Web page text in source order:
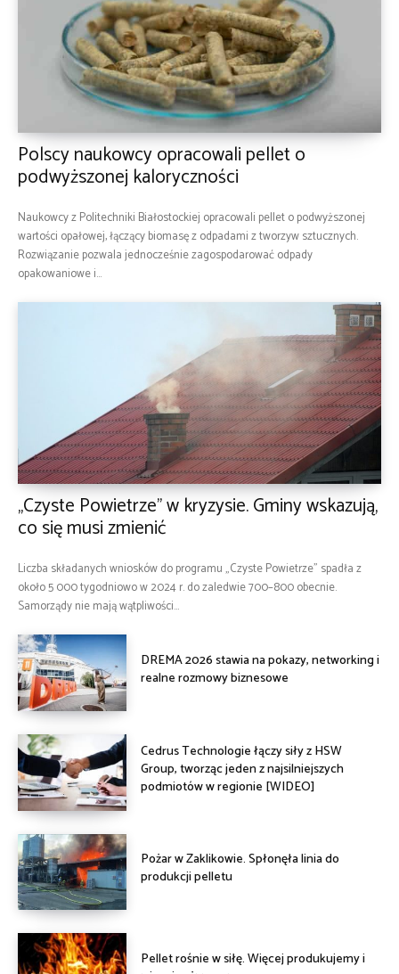
Polscy naukowcy opracowali pellet o
podwyższonej kaloryczności
Naukowcy z Politechniki Białostockiej opracowali pellet o podwyższonej
wartości opałowej, łączący biomasę z odpadami z tworzyw sztucznych.
Rozwiązanie pozwala jednocześnie zagospodarować odpady
opakowaniowe i...
„Czyste Powietrze” w kryzysie. Gminy wskazują,
co się musi zmienić
Liczba składanych wniosków do programu „Czyste Powietrze” spadła z
około 5 000 tygodniowo w 2024 r. do zaledwie 700–800 obecnie.
Samorządy nie mają wątpliwości...
DREMA 2026 stawia na pokazy, networking i
realne rozmowy biznesowe
Cedrus Technologie łączy siły z HSW
Group, tworząc jeden z najsilniejszych
podmiotów w regionie [WIDEO]
Pożar w Zaklikowie. Spłonęła linia do
produkcji pelletu
Pellet rośnie w siłę. Więcej produkujemy i